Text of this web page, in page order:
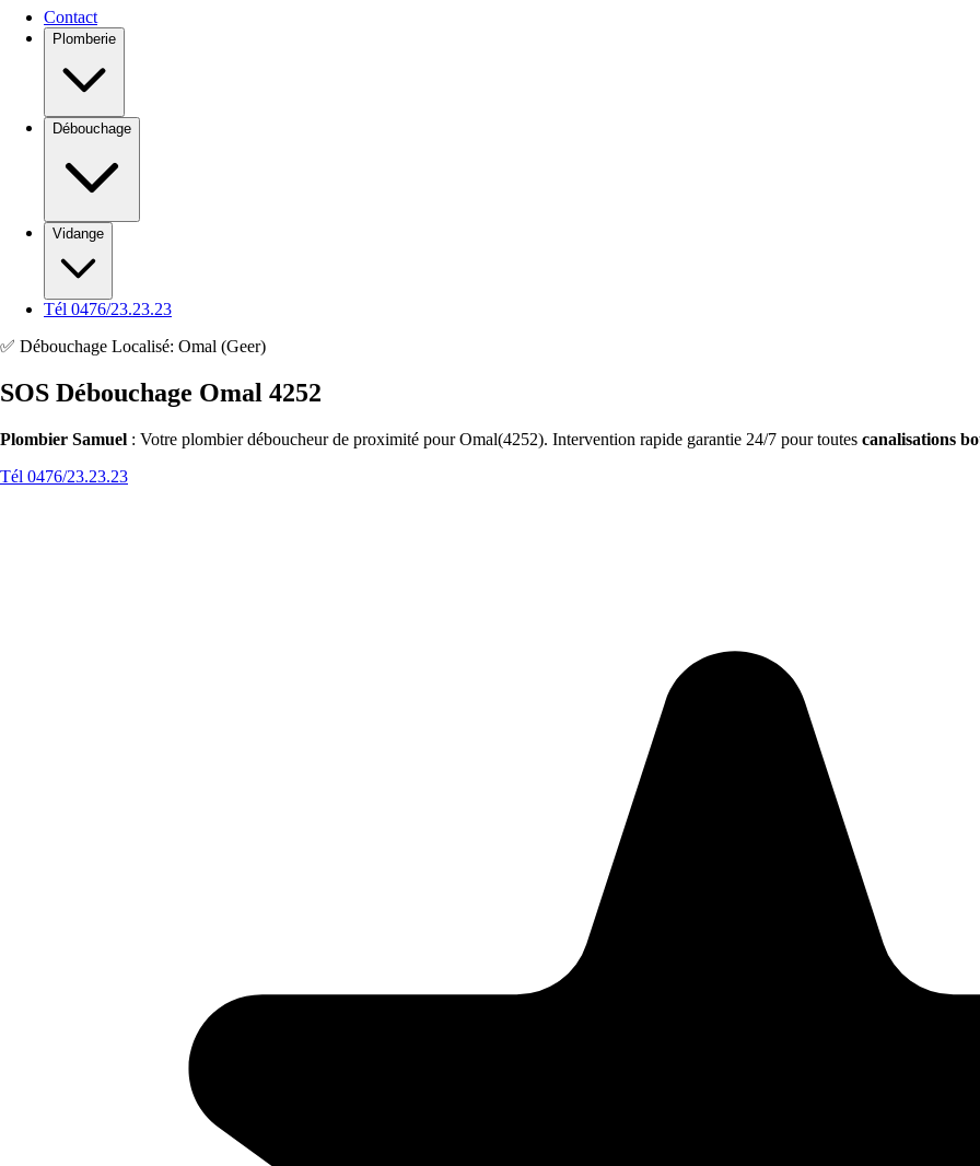
Contact
Plomberie
Débouchage
Vidange
Tél 0476/23.23.23
✅ Débouchage Localisé: Omal (Geer)
SOS Débouchage Omal 4252
Plombier Samuel : Votre plombier déboucheur de proximité pour Omal(4252). Intervention rapide garantie 24/7 pour toutes canalisations
Tél 0476/23.23.23